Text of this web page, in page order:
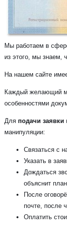
Мы работаем в
из этого, мы знаем,
На нашем сайте
Каждый желающий
особенностями
Для подачи заявки
манипуляции:
Связаться с
Указать в
Дождаться
объяснит
После
почте, после
Оплатить